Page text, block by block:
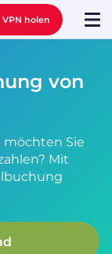
holen
von
möchten Sie
Mit